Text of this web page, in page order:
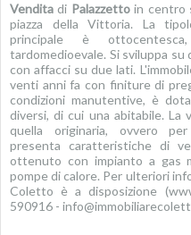
Vendita di Palazzettoin centro
piazza della Vittoria. La
principale è
tardomedioevale. Si sviluppa
con affacci su due lati.
venti anni fa con finiture di
condizioni manutentive, è
diversi, di cui una abitabile. La
quella originaria, ovvero
presenta caratteristiche di
ottenuto con impianto a gas
pompe di calore. Per ulteriori
Coletto è a disposizione
590916 -